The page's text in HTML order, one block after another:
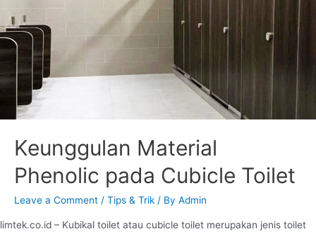
Keunggulan Material
Phenolic pada Cubicle Toilet
Leave a Comment / Tips & Trik / By Admin
limtek.co.id – Kubikal toilet atau cubicle toilet merupakan jenis toilet